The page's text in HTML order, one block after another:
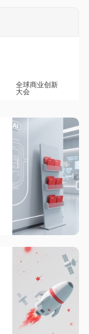
全球商业创新
大会